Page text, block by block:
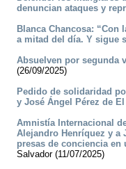
denuncian ataques y
Blanca Chancosa: “Con
a mitad del día. Y sigue
Absuelven por segunda
(26/09/2025)
Pedido de solidaridad
y José Ángel Pérez de
Amnistía Internacional
Alejandro Henríquez y a
presas de conciencia en
Salvador (11/07/2025)